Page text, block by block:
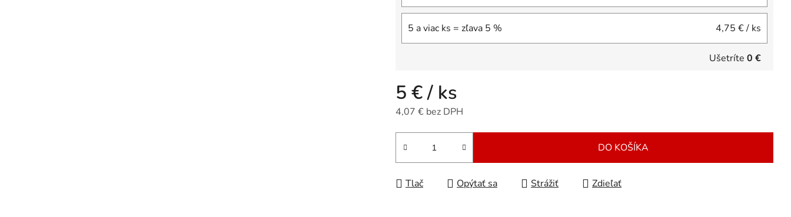
5 a viac ks = zľava 5 % 4,75 €/ ks
Ušetríte 0 €
5 €/ ks
4,07 € bez DPH
Jednotková cena:
DO KOŠÍKA
Tlač Opýtať sa Strážiť Zdieľať